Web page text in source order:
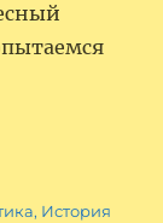
Откуда
, История